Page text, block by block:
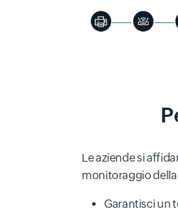
Le aziende si
monitoraggio
Garantisci un